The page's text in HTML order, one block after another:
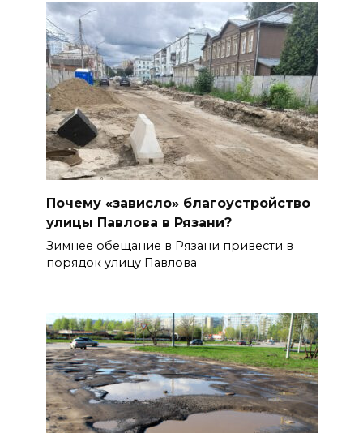
Почему «зависло» благоустройство
улицы Павлова в Рязани?
Зимнее обещание в Рязани привести в
порядок улицу Павлова